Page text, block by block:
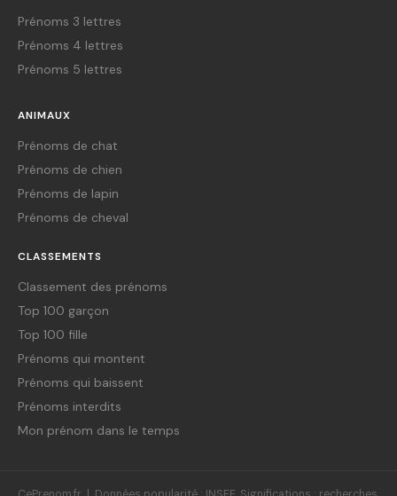
Prénoms 3 lettres
Prénoms 4 lettres
Prénoms 5 lettres
ANIMAUX
Prénoms de chat
Prénoms de chien
Prénoms de lapin
Prénoms de cheval
CLASSEMENTS
Classement des prénoms
Top 100 garçon
Top 100 fille
Prénoms qui montent
Prénoms qui baissent
Prénoms interdits
Mon prénom dans le temps